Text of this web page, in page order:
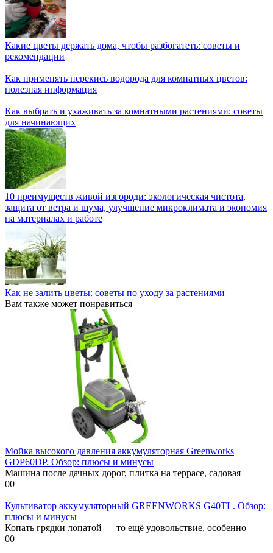
Какие цветы держать дома, чтобы разбогатеть: советы и
рекомендации
Как применять перекись водорода для комнатных цветов:
полезная информация
Как выбрать и ухаживать за комнатными растениями: советы
для начинающих
10 преимуществ живой изгороди: экологическая чистота,
защита от ветра и шума, улучшение микроклимата и экономия
на материалах и работе
Как не залить цветы: советы по уходу за растениями
Вам также может понравиться
Мойка высокого давления аккумуляторная Greenworks
GDP60DP. Обзор: плюсы и минусы
Машина после дачных дорог, плитка на террасе, садовая
00
Культиватор аккумуляторный GREENWORKS G40TL. Обзор:
плюсы и минусы
Копать грядки лопатой — то ещё удовольствие, особенно
00